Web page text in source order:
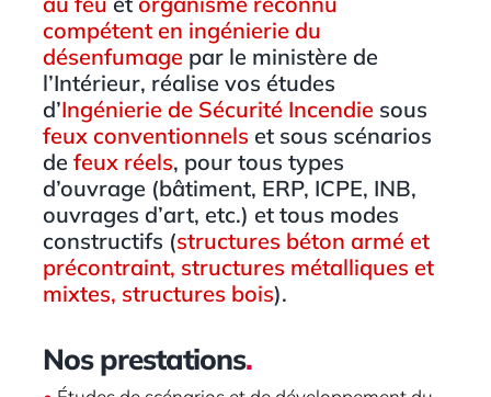
compétent en ingénierie du
désenfumage par le ministère de
l’Intérieur, réalise vos études
d’Ingénierie de Sécurité Incendie sous
feux conventionnels et sous scénarios
de feux réels, pour tous types
d’ouvrage (bâtiment, ERP, ICPE, INB,
ouvrages d’art, etc.) et tous modes
constructifs (structures béton armé et
précontraint, structures métalliques et
mixtes, structures bois).
Nos prestations.